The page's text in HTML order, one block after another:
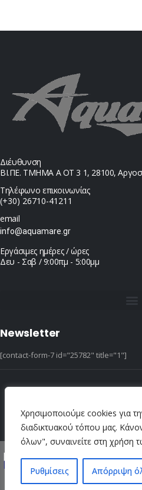
Χρησιμοποιούμε cookies για
διαδικτυακού τόπου μας.
όλων", συναινείτε στη χρήση
Ρυθμίσεις Απόρριψη
Διέυθυνση
ΒΙ.ΠΕ. ΤΜΗΜΑ Α ΟΤ 3 1, 28100,
Τηλέφωνο επικοινωνίας
(+30) 26710-41211
email
info@aquamare.gr
Εργάσιμες ημέρες / ώρες
Δευ - Σαβ / 9:00πμ - 5:00μμ
Newsletter
[contact-form-7 id="25782" title="1"]